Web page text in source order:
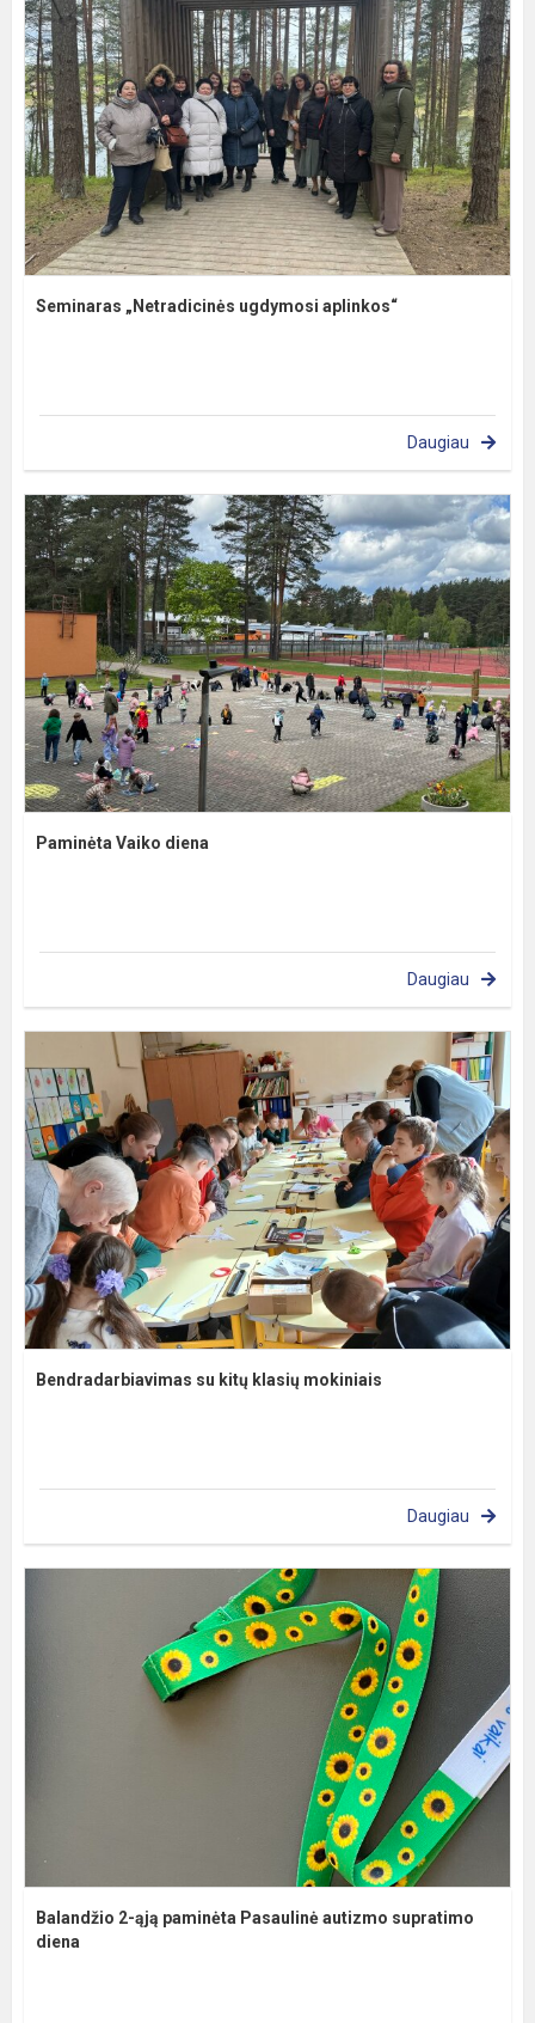
Seminaras „Netradicinės ugdymosi aplinkos“
Daugiau
Paminėta Vaiko diena
Daugiau
Bendradarbiavimas su kitų klasių mokiniais
Daugiau
Balandžio 2-ąją paminėta Pasaulinė autizmo supratimo
diena